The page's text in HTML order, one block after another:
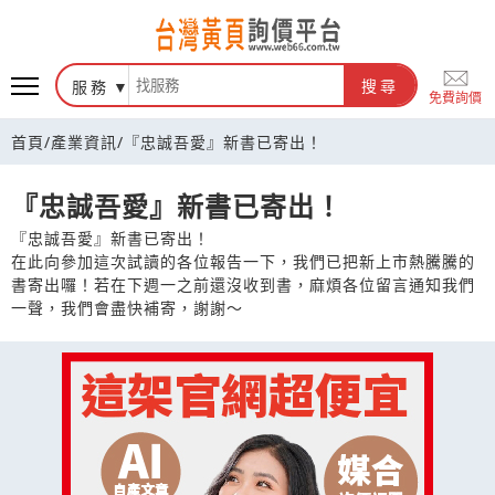
台灣黃頁詢價平台
服務 搜尋
免費詢價
首頁/產業資訊/ 『忠誠吾愛』新書已寄出！
『忠誠吾愛』新書已寄出！
『忠誠吾愛』新書已寄出！
在此向參加這次試讀的各位報告一下，我們已把新上市熱騰騰的
書寄出囉！若在下週一之前還沒收到書，麻煩各位留言通知我們
一聲，我們會盡快補寄，謝謝～